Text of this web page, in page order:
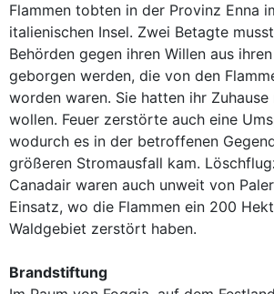
Flammen tobten in der Provinz Enna
italienischen Insel. Zwei Betagte
Behörden gegen ihren Willen aus
geborgen werden, die von den
worden waren. Sie hatten ihr
wollen. Feuer zerstörte auch eine
wodurch es in der betroffenen
größeren Stromausfall kam.
Canadair waren auch unweit von
Einsatz, wo die Flammen ein 200
Waldgebiet zerstört haben.
Brandstiftung